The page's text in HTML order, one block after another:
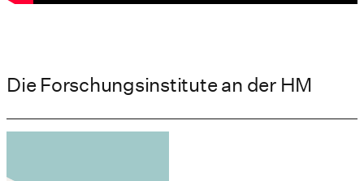
Die Forschungsinstitute an der HM